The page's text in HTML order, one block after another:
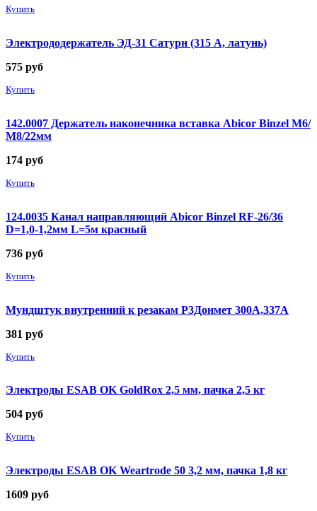
Купить
Электрододержатель ЭД-31 Сатурн (315 А, латунь)
575 руб
Купить
142.0007 Держатель наконечника вставка Abicor Binzel М6/
М8/22мм
174 руб
Купить
124.0035 Канал направляющий Abicor Binzel RF-26/36
D=1,0-1,2мм L=5м красный
736 руб
Купить
Мундштук внутренний к резакам Р3Донмет 300А,337А
381 руб
Купить
Электроды ESAB OK GoldRox 2,5 мм, пачка 2,5 кг
504 руб
Купить
Электроды ESAB OK Weartrode 50 3,2 мм, пачка 1,8 кг
1609 руб